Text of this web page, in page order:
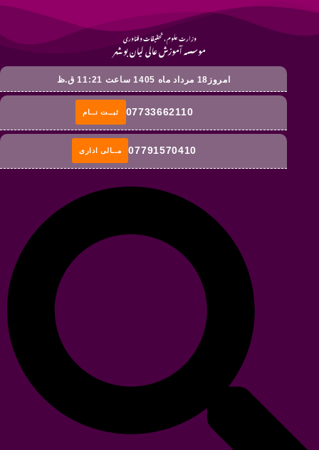
وزارت علوم ، تحقیقات و فناوری
موسسه آموزش عالی لیان بوشهر
امروز18 مرداد ماه 1405 ساعت 11:21 ق.ظ
07733662110 ثبــت نــام
07791570410 مــالی اداری